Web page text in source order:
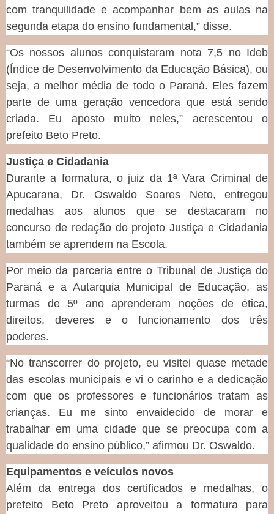
com tranquilidade e acompanhar bem as aulas na
segunda etapa do ensino fundamental,” disse.
“Os nossos alunos conquistaram nota 7,5 no Ideb
(Índice de Desenvolvimento da Educação Básica), ou
seja, a melhor média de todo o Paraná. Eles fazem
parte de uma geração vencedora que está sendo
criada. Eu aposto muito neles,” acrescentou o
prefeito Beto Preto.
Justiça e Cidadania
Durante a formatura, o juiz da 1ª Vara Criminal de
Apucarana, Dr. Oswaldo Soares Neto, entregou
medalhas aos alunos que se destacaram no
concurso de redação do projeto Justiça e Cidadania
também se aprendem na Escola.
Por meio da parceria entre o Tribunal de Justiça do
Paraná e a Autarquia Municipal de Educação, as
turmas de 5º ano aprenderam noções de ética,
direitos, deveres e o funcionamento dos três
poderes.
“No transcorrer do projeto, eu visitei quase metade
das escolas municipais e vi o carinho e a dedicação
com que os professores e funcionários tratam as
crianças. Eu me sinto envaidecido de morar e
trabalhar em uma cidade que se preocupa com a
qualidade do ensino público,” afirmou Dr. Oswaldo.
Equipamentos e veículos novos
Além da entrega dos certificados e medalhas, o
prefeito Beto Preto aproveitou a formatura para